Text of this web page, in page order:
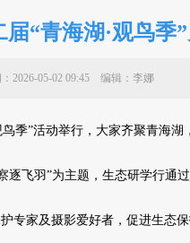
“青海湖·观鸟季”
：2026-05-02 09:45 编辑：李娜
”活动举行，大家齐聚青海湖
飞羽”为主题，生态研学行通
家及摄影爱好者，促进生态